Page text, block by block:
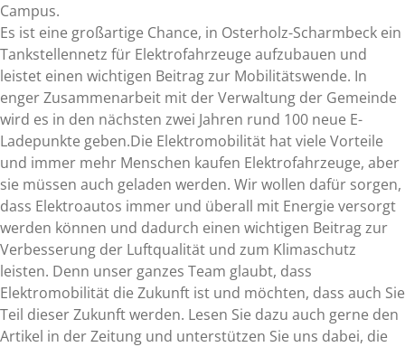
Campus.
Es ist eine großartige Chance, in Osterholz-Scharmbeck ein
Tankstellennetz für Elektrofahrzeuge aufzubauen und
leistet einen wichtigen Beitrag zur Mobilitätswende. In
enger Zusammenarbeit mit der Verwaltung der Gemeinde
wird es in den nächsten zwei Jahren rund 100 neue E-
Ladepunkte geben.Die Elektromobilität hat viele Vorteile
und immer mehr Menschen kaufen Elektrofahrzeuge, aber
sie müssen auch geladen werden. Wir wollen dafür sorgen,
dass Elektroautos immer und überall mit Energie versorgt
werden können und dadurch einen wichtigen Beitrag zur
Verbesserung der Luftqualität und zum Klimaschutz
leisten. Denn unser ganzes Team glaubt, dass
Elektromobilität die Zukunft ist und möchten, dass auch Sie
Teil dieser Zukunft werden. Lesen Sie dazu auch gerne den
Artikel in der Zeitung und unterstützen Sie uns dabei, die